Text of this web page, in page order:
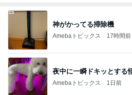
神がかってる掃除機
Amebaトピックス 17時間前
夜中に一瞬ドキッとする
Amebaトピックス 1日前